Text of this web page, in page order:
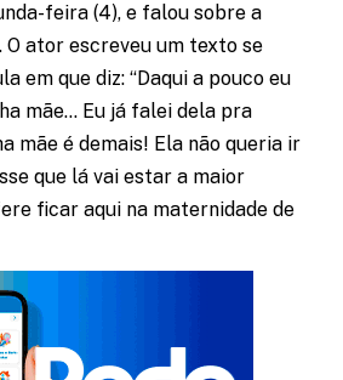
feira (4), e falou sobre a
ator escreveu um texto se
em que diz: “Daqui a pouco eu
mãe… Eu já falei dela pra
mãe é demais! Ela não queria ir
que lá vai estar a maior
ficar aqui na maternidade de